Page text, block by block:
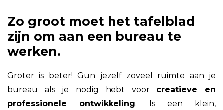
Zo groot moet het tafelblad
zijn om aan een bureau te
werken.
Groter is beter! Gun jezelf zoveel ruimte aan je
bureau als je nodig hebt voor creatieve en
professionele ontwikkeling. Is een klein,